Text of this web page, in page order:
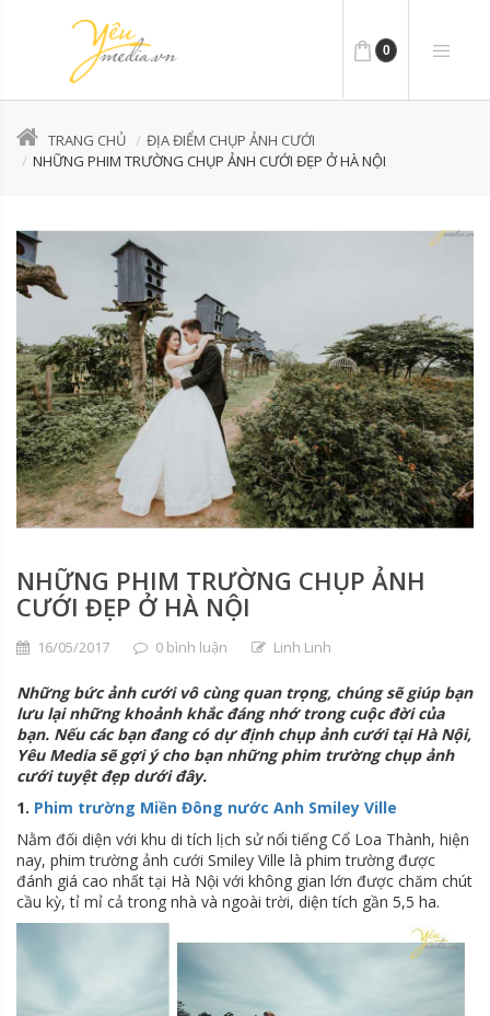
0
TRANG CHỦ
ĐỊA ĐIỂM CHỤP ẢNH CƯỚI
NHỮNG PHIM TRƯỜNG CHỤP ẢNH CƯỚI ĐẸP Ở HÀ NỘI
NHỮNG PHIM TRƯỜNG CHỤP ẢNH
CƯỚI ĐẸP Ở HÀ NỘI
16/05/2017 0 bình luận Linh Linh
Những bức ảnh cưới vô cùng quan trọng, chúng sẽ giúp bạn
lưu lại những khoảnh khắc đáng nhớ trong cuộc đời của
bạn. Nếu các bạn đang có dự định chụp ảnh cưới tại Hà Nội,
Yêu Media sẽ gợi ý cho bạn những phim trường chụp ảnh
cưới tuyệt đẹp dưới đây.
1. Phim trường Miền Đông nước Anh Smiley Ville
Nằm đối diện với khu di tích lịch sử nổi tiếng Cổ Loa Thành, hiện
nay, phim trường ảnh cưới Smiley Ville là phim trường được
đánh giá cao nhất tại Hà Nội với không gian lớn được chăm chút
cầu kỳ, tỉ mỉ cả trong nhà và ngoài trời, diện tích gần 5,5 ha.